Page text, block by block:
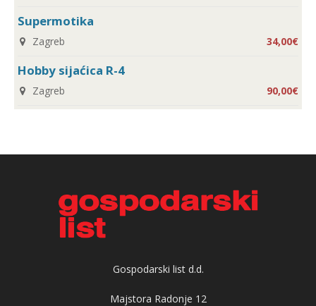
Supermotika
Zagreb 34,00€
Hobby sijaćica R-4
Zagreb 90,00€
Gospodarski list d.d.
Majstora Radonje 12